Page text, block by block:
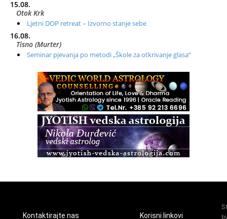
15.08.
Otok Krk
Ljetni DOP retreat – Izvorno stanje sebe
16.08.
Tisno (Murter)
Seminar pjevanja po metodi „Škole za otkrivanje glasa“
Radionica: Pomagači iz drugih dimenzija Online – otvoreno za
Zagreb+Online
Osnovni ThetaHealing® tečaj, Zagreb i Online
Access BARS®, otpusti stres
Kontaktirajte nas Korisni linkovi